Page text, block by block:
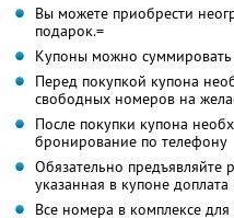
Вы можете приобрести
подарок.=
Купоны можно суммировать
Перед покупкой купона
свободных номеров на
После покупки купона
бронирование по телефону
Обязательно предъявляйте
указанная в купоне
Все номера в комплексе